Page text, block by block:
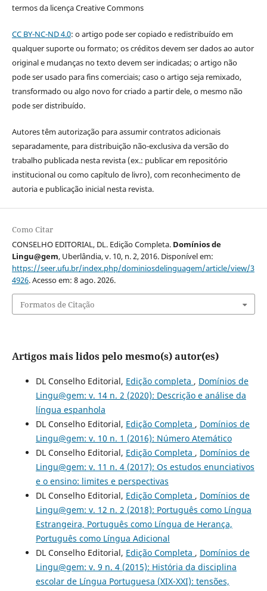
termos da licença Creative Commons
CC BY-NC-ND 4.0: o artigo pode ser copiado e redistribuído em
qualquer suporte ou formato; os créditos devem ser dados ao autor
original e mudanças no texto devem ser indicadas; o artigo não
pode ser usado para fins comerciais; caso o artigo seja remixado,
transformado ou algo novo for criado a partir dele, o mesmo não
pode ser distribuído.
Autores têm autorização para assumir contratos adicionais
separadamente, para distribuição não-exclusiva da versão do
trabalho publicada nesta revista (ex.: publicar em repositório
institucional ou como capítulo de livro), com reconhecimento de
autoria e publicação inicial nesta revista.
Como Citar
CONSELHO EDITORIAL, DL. Edição Completa. Domínios de
Lingu@gem, Uberlândia, v. 10, n. 2, 2016. Disponível em:
https://seer.ufu.br/index.php/dominiosdelinguagem/article/view/3
4926. Acesso em: 8 ago. 2026.
Formatos de Citação
Artigos mais lidos pelo mesmo(s) autor(es)
DL Conselho Editorial, Edição completa , Domínios de
Lingu@gem: v. 14 n. 2 (2020): Descrição e análise da
língua espanhola
DL Conselho Editorial, Edição Completa , Domínios de
Lingu@gem: v. 10 n. 1 (2016): Número Atemático
DL Conselho Editorial, Edição Completa , Domínios de
Lingu@gem: v. 11 n. 4 (2017): Os estudos enunciativos
e o ensino: limites e perspectivas
DL Conselho Editorial, Edição Completa , Domínios de
Lingu@gem: v. 12 n. 2 (2018): Português como Língua
Estrangeira, Português como Língua de Herança,
Português como Língua Adicional
DL Conselho Editorial, Edição Completa , Domínios de
Lingu@gem: v. 9 n. 4 (2015): História da disciplina
escolar de Língua Portuguesa (XIX-XXI): tensões,